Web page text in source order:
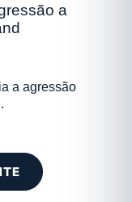
a
a agressão